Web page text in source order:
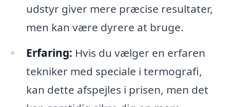
udstyr giver mere præcise resultater,
men kan være dyrere at bruge.
Erfaring: Hvis du vælger en erfaren
tekniker med speciale i termografi,
kan dette afspejles i prisen, men det